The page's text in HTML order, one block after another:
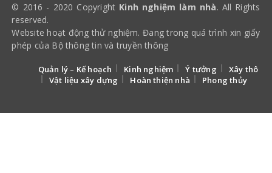
© 2016 - 2020 Copyright Kinh nghiệm làm nhà. All Rights
reserved.
Website hoạt động thử nghiệm. Đang trong quá trình xin giấy
phép của Bộ thông tin và truyền thông
Quản lý – Kế hoạch Kinh nghiệm Ý tưởng
Xây thô
Vật liệu xây dựng
Hoàn thiện nhà Phong thủy